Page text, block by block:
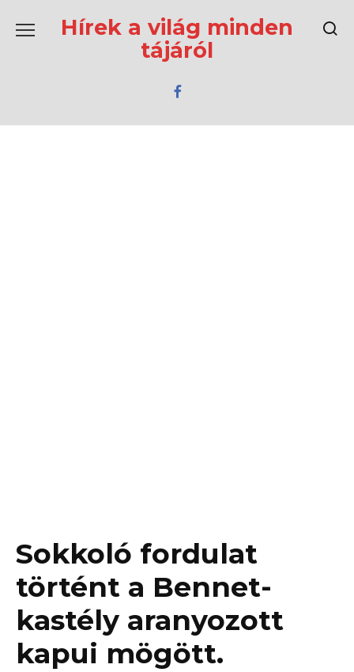
содержаниюHírek a világ minden
tájáról
Sokkoló fordulat
történt a Bennet-
kastély aranyozott
kapui mögött.